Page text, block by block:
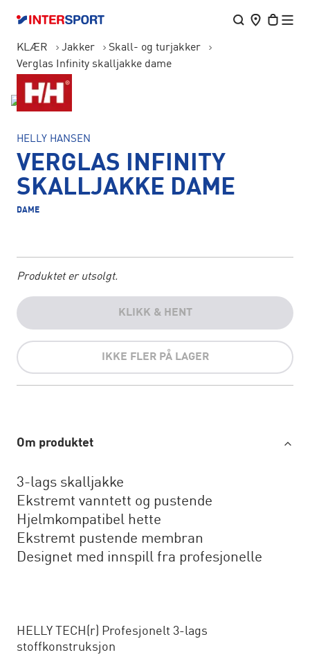
KLÆR Jakker
Skall- og turjakker
Verglas Infinity skalljakke dame
HELLY HANSEN
VERGLAS INFINITY
SKALLJAKKE DAME
DAME
Produktet er utsolgt.
KLIKK & HENT
IKKE FLER PÅ LAGER
Om produktet
3-lags skalljakke
Ekstremt vanntett og pustende
Hjelmkompatibel hette
Ekstremt pustende membran
Designet med innspill fra profesjonelle
HELLY TECH(r) Profesjonelt 3-lags
stoffkonstruksjon